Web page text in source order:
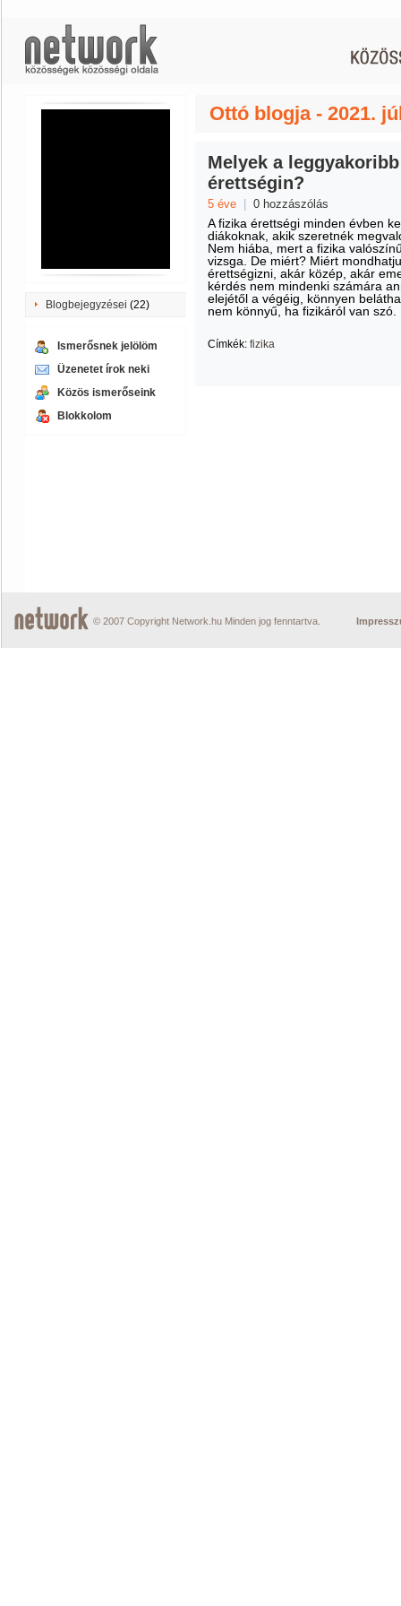
Blogbejegyzései (22)
Ismerősnek jelölöm
Üzenetet írok neki
Közös ismerőseink
Blokkolom
Ottó blogja - 2021.
Melyek a
érettségin?
5 éve 0 hozzászólás
A fizika érettségi minden évben
diákoknak, akik szeretnék
Nem hiába, mert a fizika
vizsga. De miért? Miért
érettségizni, akár közép, akár
kérdés nem mindenki számára
elejétől a végéig, könnyen
nem könnyű, ha fizikáról van szó.
Címkék: fizika
© 2007 Copyright Network.hu Minden jog fenntartva.